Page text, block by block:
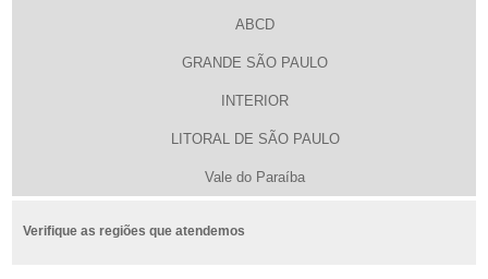
ABCD
GRANDE SÃO PAULO
INTERIOR
LITORAL DE SÃO PAULO
Vale do Paraíba
Verifique as regiões que atendemos